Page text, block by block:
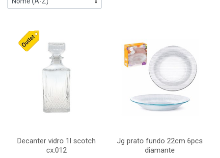
Decanter vidro 1l scotch
cx:012
Jg prato fundo 22cm 6pcs
diamante